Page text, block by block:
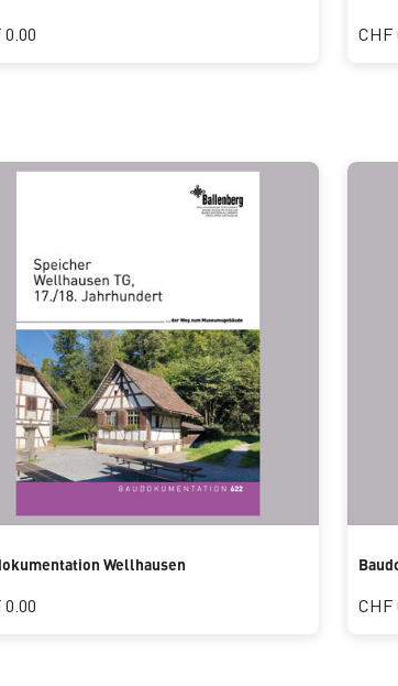
CHF
Wellhausen
CHF